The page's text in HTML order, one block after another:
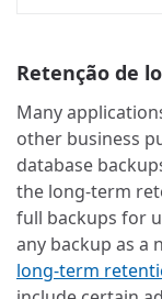
Retenção de
Many
other business
database
the long-term
full backups for
any backup as a
long-term